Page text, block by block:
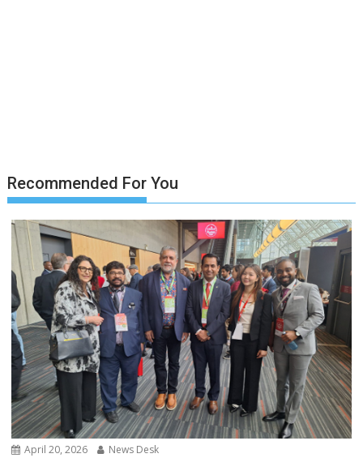
Recommended For You
April 20, 2026 News Desk